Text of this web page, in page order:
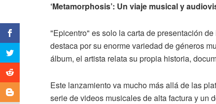
‘Metamorphosis’: Un viaje musical y
"Epicentro" es solo la carta de presentación
destaca por su enorme variedad de géneros
álbum, el artista relata su propia historia,
Este lanzamiento va mucho más allá de las
serie de videos musicales de alta factura y un